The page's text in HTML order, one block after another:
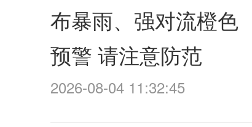
布暴雨、强对流橙色
预警 请注意防范
2026-08-04 11:32:45